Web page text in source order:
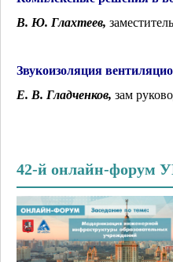
В. Ю. Глахтеев,
Звукоизоляция
Е. В. Гладченков, зам
42-й онлайн-